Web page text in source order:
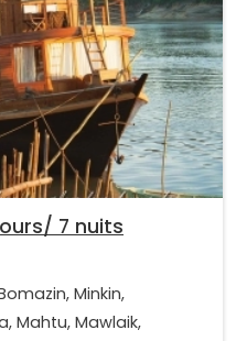
7 nuits
Minkin,
Mahtu, Mawlaik,